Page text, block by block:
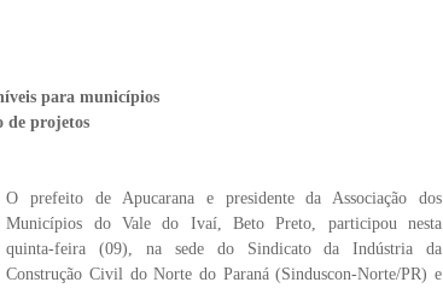
para municípios
de projetos
O prefeito de Apucarana e presidente da Associação dos
Municípios do Vale do Ivaí, Beto Preto, participou nesta
quinta-feira (09), na sede do Sindicato da Indústria da
Construção Civil do Norte do Paraná (Sinduscon-Norte/PR) e